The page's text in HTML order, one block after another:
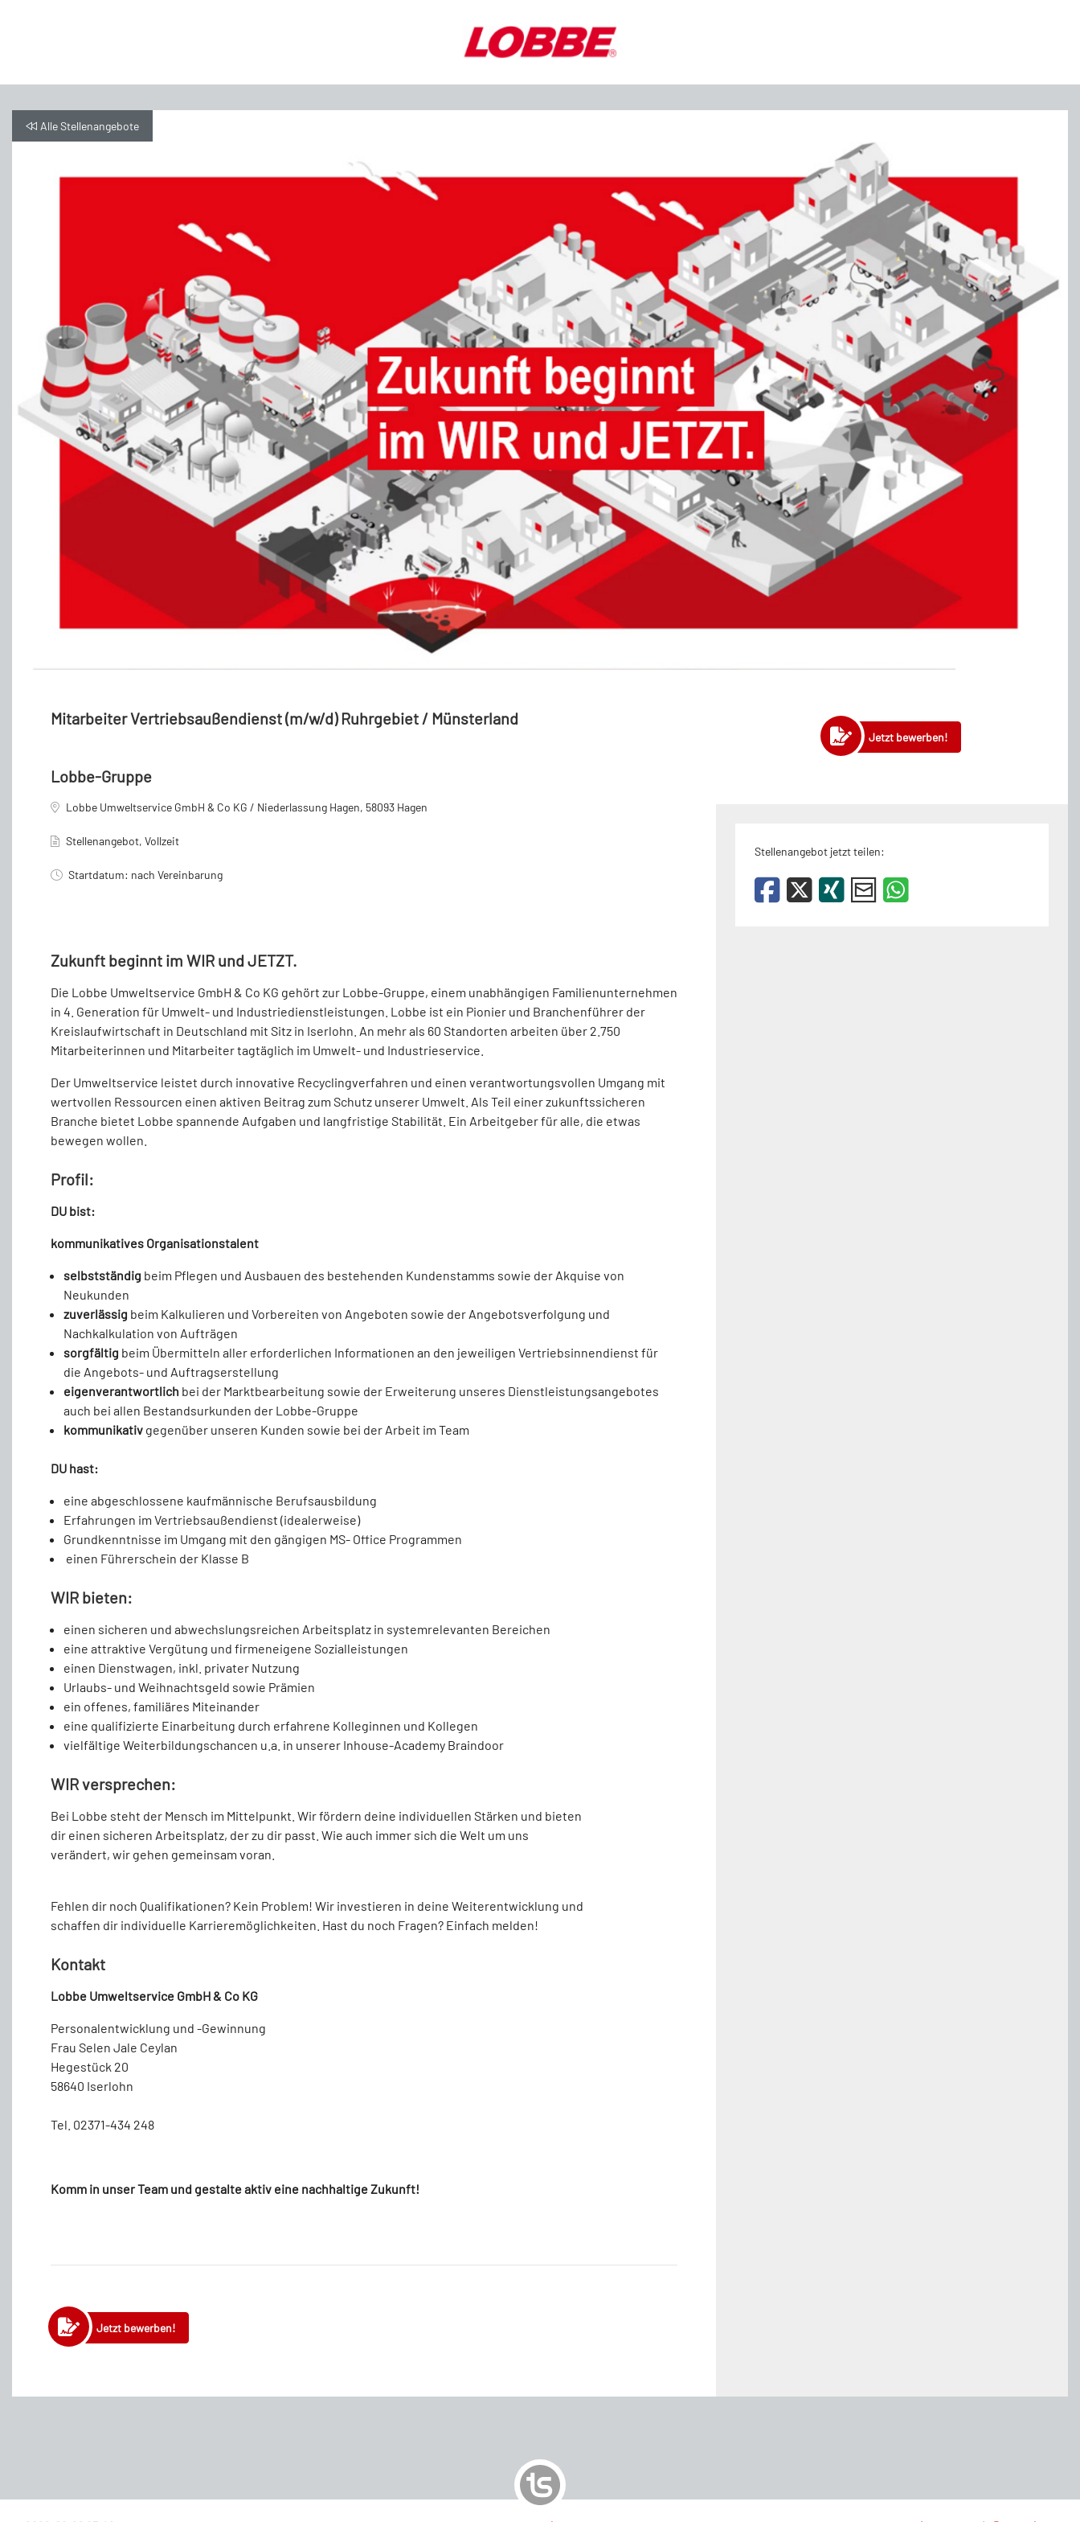
Alle Stellenangebote
Mitarbeiter Vertriebsaußendienst (m/w/d) Ruhrgebiet / Münsterland
Lobbe-Gruppe
Lobbe Umweltservice GmbH & Co KG / Niederlassung Hagen, 58093 Hagen
Stellenangebot, Vollzeit
Startdatum: nach Vereinbarung
Zukunft beginnt im WIR und JETZT.
Die Lobbe Umweltservice GmbH & Co KG gehört zur Lobbe-Gruppe, einem unabhängigen Familienunternehmen
in 4. Generation für Umwelt- und Industriedienstleistungen. Lobbe ist ein Pionier und Branchenführer der
Kreislaufwirtschaft in Deutschland mit Sitz in Iserlohn. An mehr als 60 Standorten arbeiten über 2.750
Mitarbeiterinnen und Mitarbeiter tagtäglich im Umwelt- und Industrieservice.
Der Umweltservice leistet durch innovative Recyclingverfahren und einen verantwortungsvollen Umgang mit
wertvollen Ressourcen einen aktiven Beitrag zum Schutz unserer Umwelt. Als Teil einer zukunftssicheren
Branche bietet Lobbe spannende Aufgaben und langfristige Stabilität. Ein Arbeitgeber für alle, die etwas
bewegen wollen.
Profil:
DU bist:
kommunikatives Organisationstalent
selbstständig beim Pflegen und Ausbauen des bestehenden Kundenstamms sowie der Akquise von
Neukunden
zuverlässig beim Kalkulieren und Vorbereiten von Angeboten sowie der Angebotsverfolgung und
Nachkalkulation von Aufträgen
sorgfältig beim Übermitteln aller erforderlichen Informationen an den jeweiligen Vertriebsinnendienst für
die Angebots- und Auftragserstellung
eigenverantwortlich bei der Marktbearbeitung sowie der Erweiterung unseres Dienstleistungsangebotes
auch bei allen Bestandsurkunden der Lobbe-Gruppe
kommunikativ gegenüber unseren Kunden sowie bei der Arbeit im Team
DU hast:
eine abgeschlossene kaufmännische Berufsausbildung
Erfahrungen im Vertriebsaußendienst (idealerweise)
Grundkenntnisse im Umgang mit den gängigen MS- Office Programmen
einen Führerschein der Klasse B
WIR bieten:
einen sicheren und abwechslungsreichen Arbeitsplatz in systemrelevanten Bereichen
eine attraktive Vergütung und firmeneigene Sozialleistungen
einen Dienstwagen, inkl. privater Nutzung
Urlaubs- und Weihnachtsgeld sowie Prämien
ein offenes, familiäres Miteinander
eine qualifizierte Einarbeitung durch erfahrene Kolleginnen und Kollegen
vielfältige Weiterbildungschancen u.a. in unserer Inhouse-Academy Braindoor
WIR versprechen:
Bei Lobbe steht der Mensch im Mittelpunkt. Wir fördern deine individuellen Stärken und bieten
dir einen sicheren Arbeitsplatz, der zu dir passt. Wie auch immer sich die Welt um uns
verändert, wir gehen gemeinsam voran.
Fehlen dir noch Qualifikationen? Kein Problem! Wir investieren in deine Weiterentwicklung und
schaffen dir individuelle Karrieremöglichkeiten. Hast du noch Fragen? Einfach melden!
Kontakt
Lobbe Umweltservice GmbH & Co KG
Personalentwicklung und -Gewinnung
Frau Selen Jale Ceylan
Hegestück 20
58640 Iserlohn
Tel. 02371-434 248
Komm in unser Team und gestalte aktiv eine nachhaltige Zukunft!
Jetzt bewerben!
Jetzt bewerben!
Stellenangebot jetzt teilen: